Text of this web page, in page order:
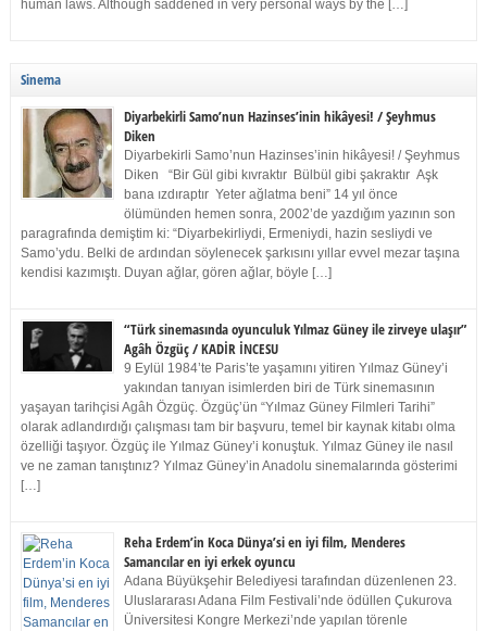
human laws. Although saddened in very personal ways by the […]
Sinema
Diyarbekirli Samo’nun Hazinses’inin hikâyesi! / Şeyhmus
Diken
Diyarbekirli Samo’nun Hazinses’inin hikâyesi! / Şeyhmus
Diken “Bir Gül gibi kıvraktır Bülbül gibi şakraktır Aşk
bana ızdıraptır Yeter ağlatma beni” 14 yıl önce
ölümünden hemen sonra, 2002’de yazdığım yazının son
paragrafında demiştim ki: “Diyarbekirliydi, Ermeniydi, hazin sesliydi ve
Samo’ydu. Belki de ardından söylenecek şarkısını yıllar evvel mezar taşına
kendisi kazımıştı. Duyan ağlar, gören ağlar, böyle […]
“Türk sinemasında oyunculuk Yılmaz Güney ile zirveye ulaşır”
Agâh Özgüç / KADİR İNCESU
9 Eylül 1984’te Paris’te yaşamını yitiren Yılmaz Güney’i
yakından tanıyan isimlerden biri de Türk sinemasının
yaşayan tarihçisi Agâh Özgüç. Özgüç’ün “Yılmaz Güney Filmleri Tarihi”
olarak adlandırdığı çalışması tam bir başvuru, temel bir kaynak kitabı olma
özelliği taşıyor. Özgüç ile Yılmaz Güney’i konuştuk. Yılmaz Güney ile nasıl
ve ne zaman tanıştınız? Yılmaz Güney’in Anadolu sinemalarında gösterimi
[…]
Reha Erdem’in Koca Dünya’si en iyi film, Menderes
Samancılar en iyi erkek oyuncu
Adana Büyükşehir Belediyesi tarafından düzenlenen 23.
Uluslararası Adana Film Festivali’nde ödüllen Çukurova
Üniversitesi Kongre Merkezi’nde yapılan törenle